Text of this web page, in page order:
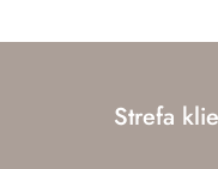
Strefa